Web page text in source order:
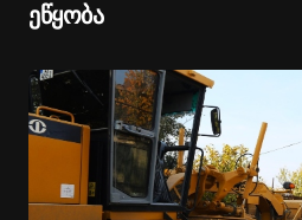
ეწყობა